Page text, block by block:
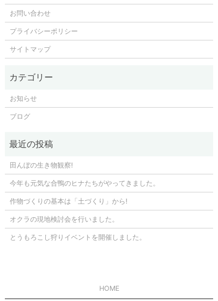
お問い合わせ
プライバシーポリシー
サイトマップ
お知らせ
ブログ
田んぼの生き物観察!
今年も元気な合鴨のヒナたちがやってきました。
作物づくりの基本は「土づくり」から!
オクラの現地検討会を行いました。
とうもろこし狩りイベントを開催しました。
HOME